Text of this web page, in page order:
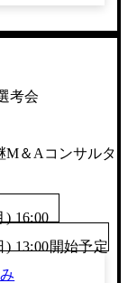
考会
M＆Aコンサルタ
) 16:00
) 13:00開始予定